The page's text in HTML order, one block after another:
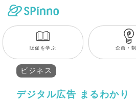
販促を学ぶ 企画・
ビジネス
デジタル広告 まるわかり